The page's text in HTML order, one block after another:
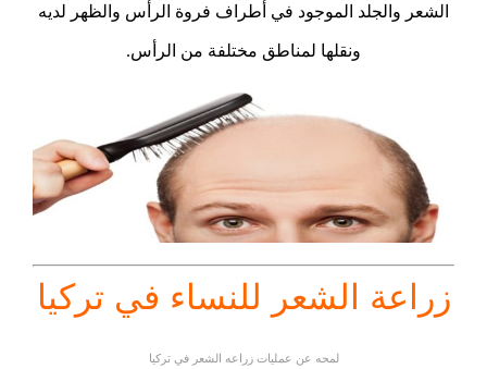
الشعر والجلد الموجود في أطراف فروة الرأس والظهر لديه
ونقلها لمناطق مختلفة من الرأس.
زراعة الشعر للنساء في تركيا
لمحه عن عمليات زراعه الشعر في تركيا